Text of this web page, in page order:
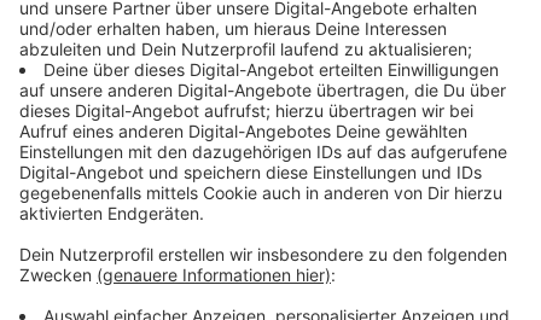
Mann ein ausgestelltes Handy aus der Verankerung
gerissen haben. Beide Diebe sind dann aus dem
Geschäft geflohen. Die ausgestellten Handys sind laut
Polizei mit einer Diebstahlsicherung ausgestattet.
Anzeige